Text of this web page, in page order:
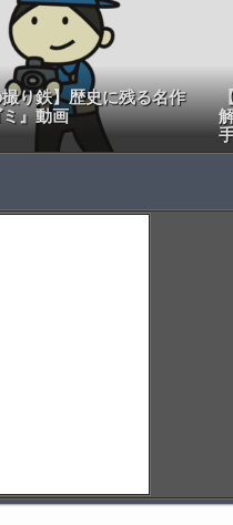
り鉄】歴史に残る名作
』動画